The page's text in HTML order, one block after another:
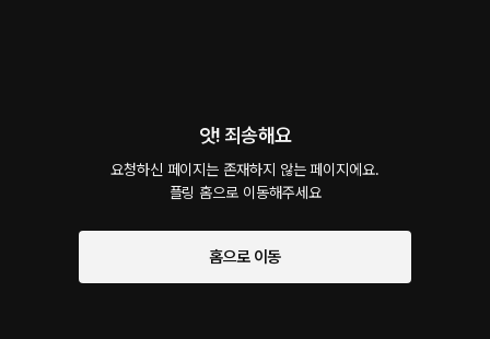
앗! 죄송해요
요청하신 페이지는 존재하지 않는 페이지에요.
플링 홈으로 이동해주세요
홈으로 이동